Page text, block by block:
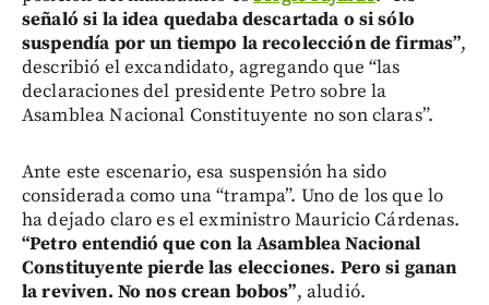
señaló si la idea quedaba descartada o si sólo
suspendía por un tiempo la recolección de firmas”,
describió el excandidato, agregando que “las
declaraciones del presidente Petro sobre la
Asamblea Nacional Constituyente no son claras”.
Ante este escenario, esa suspensión ha sido
considerada como una “trampa”. Uno de los que lo
ha dejado claro es el exministro Mauricio Cárdenas.
“Petro entendió que con la Asamblea Nacional
Constituyente pierde las elecciones. Pero si ganan
la reviven. No nos crean bobos”, aludió.